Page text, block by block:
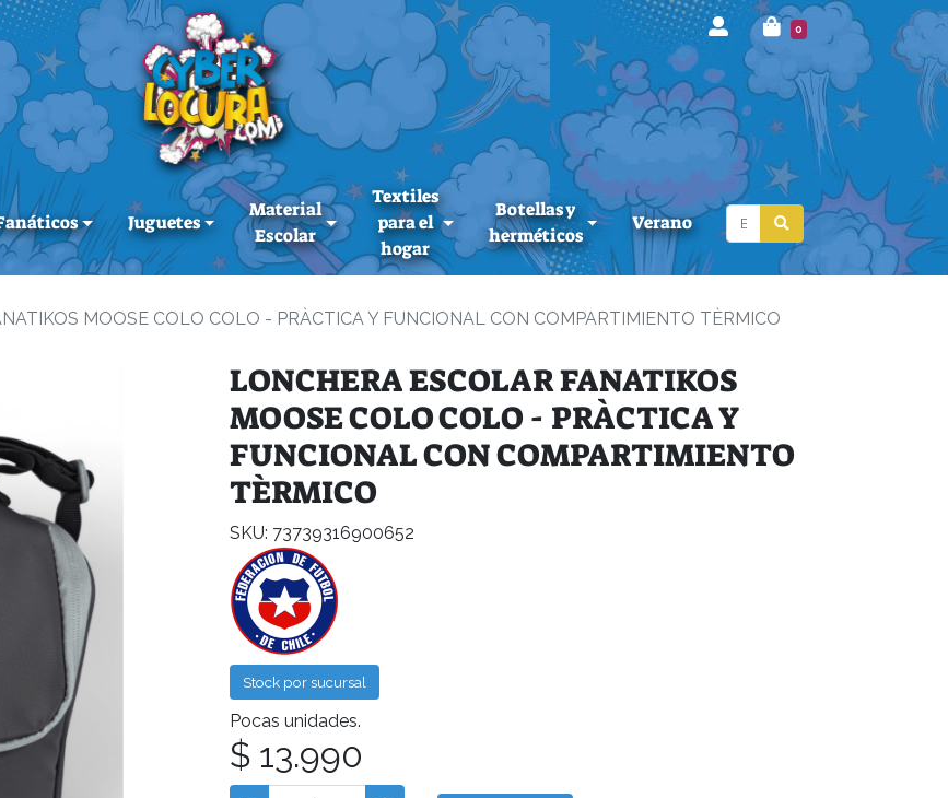
0
Juguetes
Material
Escolar
Textiles
para el
hogar
Botellas y
herméticos
Verano
MOOSE COLO COLO - PRÀCTICA Y FUNCIONAL CON COMPARTIMIENTO TÈRMICO
LONCHERA ESCOLAR FANATIKOS
MOOSE COLO COLO - PRÀCTICA Y
FUNCIONAL CON COMPARTIMIENTO
TÈRMICO
SKU: 73739316900652
Stock por sucursal
Pocas unidades.
$ 13.990